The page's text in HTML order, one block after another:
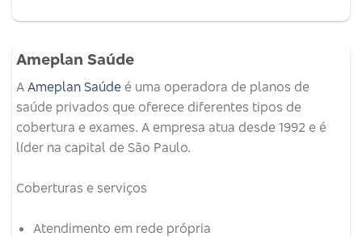
Ameplan Saúde
A Ameplan Saúde é uma operadora de planos de
saúde privados que oferece diferentes tipos de
cobertura e exames. A empresa atua desde 1992 e é
líder na capital de São Paulo.
Coberturas e serviços
Atendimento em rede própria